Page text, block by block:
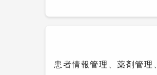
患者情報管理、薬剤管